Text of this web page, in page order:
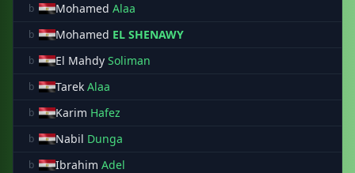
b
Mohamed Alaa
b Mohamed EL SHENAWY
b El Mahdy Soliman
b Tarek Alaa
b Karim Hafez
b Nabil Dunga
b Ibrahim Adel